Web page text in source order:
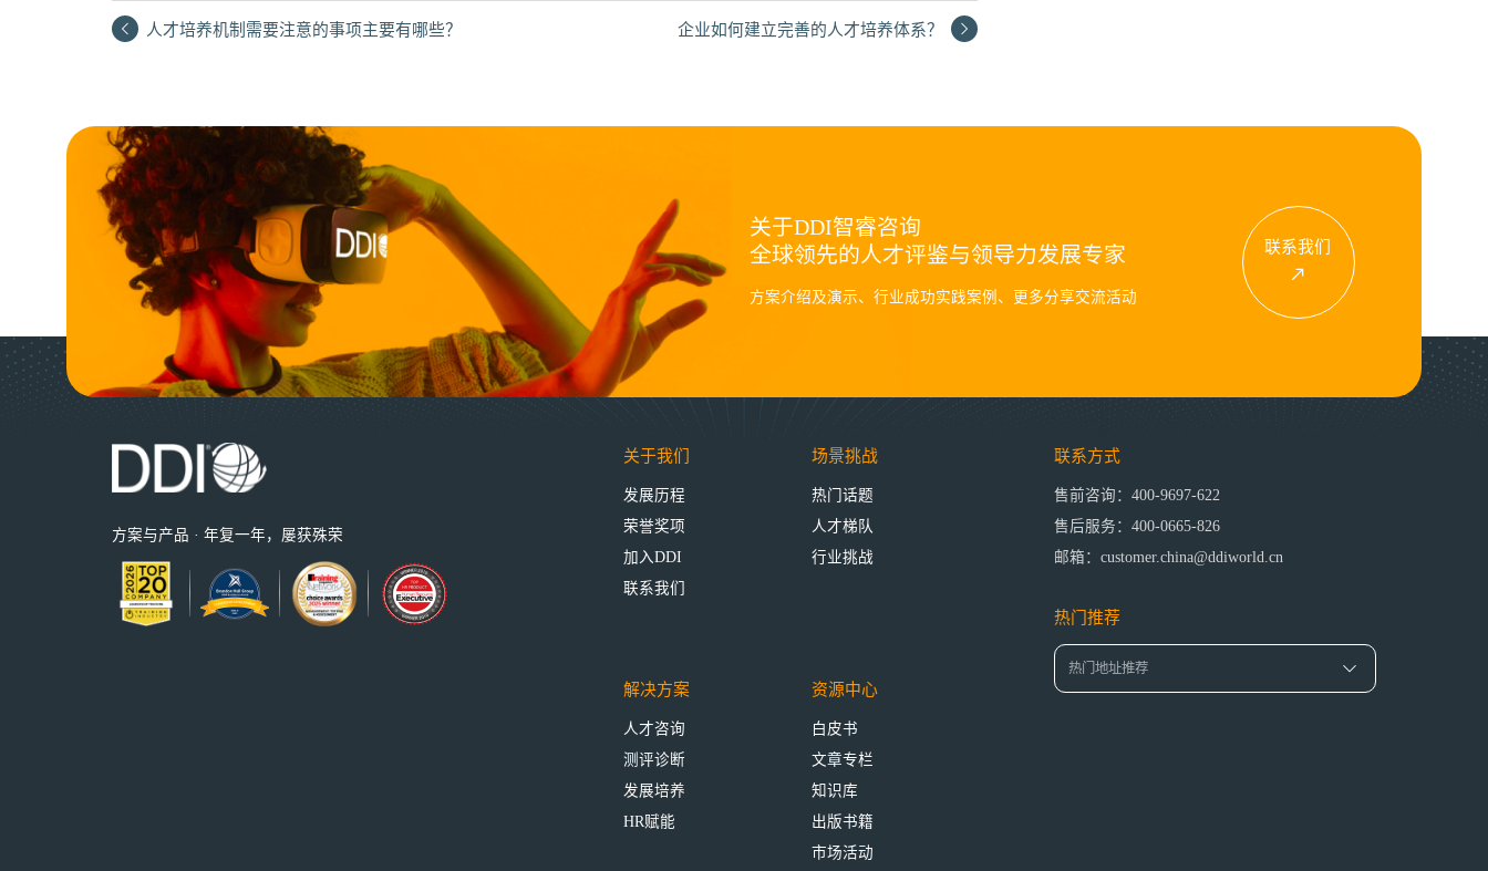
人才培养机制需要注意的事项主要有哪些？ 企业如何建立完善的人才培养体系？
关于DDI智睿咨询
全球领先的人才评鉴与领导力发展专家
方案介绍及演示、行业成功实践案例、更多分享交流活动
联系我们
方案与产品 · 年复一年，屡获殊荣
关于我们
发展历程
荣誉奖项
加入DDI
联系我们
场景挑战
热门话题
人才梯队
行业挑战
解决方案
人才咨询
测评诊断
发展培养
HR赋能
资源中心
白皮书
文章专栏
知识库
出版书籍
市场活动
联系方式
售前咨询：400-9697-622
售后服务：400-0665-826
邮箱：customer.china@ddiworld.cn
热门推荐